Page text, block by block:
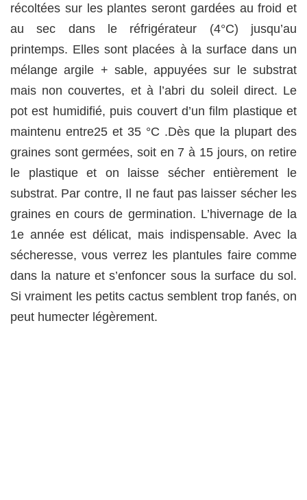
récoltées sur les plantes seront gardées au froid et
au sec dans le réfrigérateur (4°C) jusqu’au
printemps. Elles sont placées à la surface dans un
mélange argile + sable, appuyées sur le substrat
mais non couvertes, et à l’abri du soleil direct. Le
pot est humidifié, puis couvert d’un film plastique et
maintenu entre25 et 35 °C .Dès que la plupart des
graines sont germées, soit en 7 à 15 jours, on retire
le plastique et on laisse sécher entièrement le
substrat. Par contre, Il ne faut pas laisser sécher les
graines en cours de germination. L’hivernage de la
1e année est délicat, mais indispensable. Avec la
sécheresse, vous verrez les plantules faire comme
dans la nature et s’enfoncer sous la surface du sol.
Si vraiment les petits cactus semblent trop fanés, on
peut humecter légèrement.